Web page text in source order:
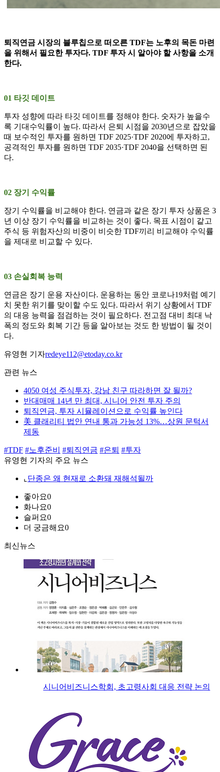
퇴직연금 시장의 블루칩으로 떠오른 TDF는 노후의 목돈 마련
을 위해서 필요한 투자다. TDF 투자 시 알아야 할 사항을 소개
한다.
01 타깃 데이트
투자 성향에 따라 타깃 데이트를 정해야 한다. 숫자가 높을수
록 기대수익률이 높다. 따라서 은퇴 시점을 2030년으로 잡았을
때 보수적인 투자를 원하면 TDF 2025·TDF 2020에 투자하고,
공격적인 투자를 원하면 TDF 2035·TDF 2040을 선택하면 된
다.
02 장기 수익률
장기 수익률을 비교해야 한다. 연금과 같은 장기 투자 상품은 3
년 이상 장기 수익률을 비교하는 것이 좋다. 목표 시점이 같고
주식 등 위험자산의 비중이 비슷한 TDF끼리 비교해야 수익률
을 제대로 비교할 수 있다.
03 손실회복 능력
연금은 장기 운용 자산이다. 운용하는 동안 코로나19처럼 예기
치 못한 위기를 맞이할 수도 있다. 따라서 위기 상황에서 TDF
의 대응 능력을 점검하는 것이 필요하다. 전고점 대비 최대 낙
폭의 정도와 회복 기간 등을 알아보는 것도 한 방법이 될 것이
다.
유영현 기자redeye112@etoday.co.kr
관련 뉴스
4050 여성 주식투자, 강남 친구 따라하면 잘 될까?
반대매매 14년 만 최대, 시니어 안전 투자 주의
퇴직연금, 투자 시뮬레이션으로 수익률 높인다
美 클래리티 법안 연내 통과 가능성 13%…상원 문턱서
제동
#TDF #노후준비 #퇴직연금 #은퇴 #투자
유영현 기자의 주요 뉴스
⌞ 단종은 왜 현재로 소환돼 재해석될까
좋아요0
화나요0
슬퍼요0
더 궁금해요0
최신뉴스
시니어비즈니스학회, 초고령사회 대응 전략 논의